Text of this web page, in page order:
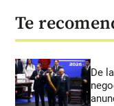
Te
De